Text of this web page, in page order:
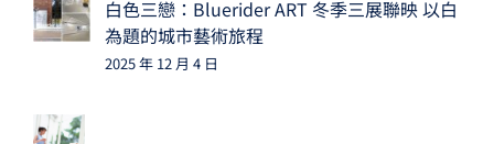
白色三戀：Bluerider ART 冬季三展聯映 以白
為題的城市藝術旅程
2025 年 12 月 4 日